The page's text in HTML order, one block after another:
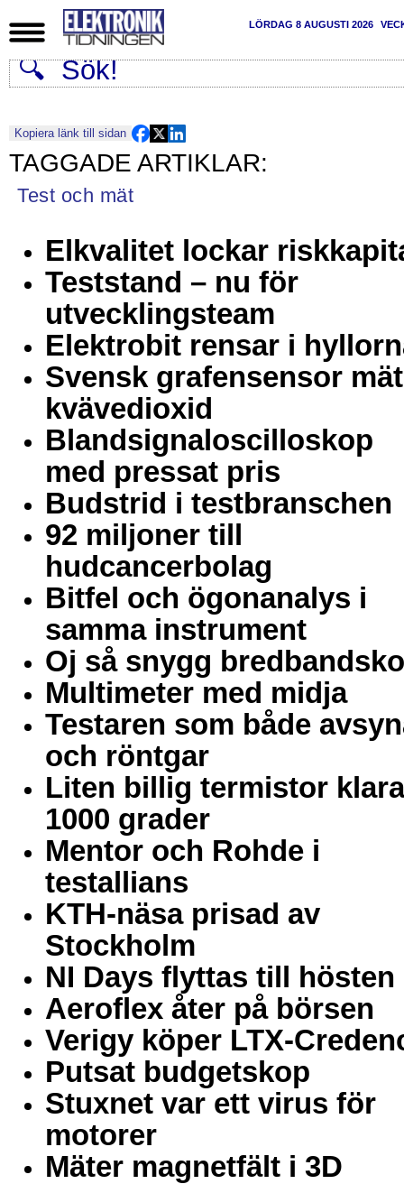
LÖRDAG 8 AUGUSTI 2026
Kopiera länk till sidan
Test och mät
Elkvalitet lockar
Teststand – nu för
utvecklingsteam
Elektrobit rensar i
Svensk grafensensor
kvävedioxid
Blandsignaloscilloskop
med pressat pris
Budstrid i testbranschen
92 miljoner till
hudcancerbolag
Bitfel och ögonanalys i
samma instrument
Oj så snygg
Multimeter med midja
Testaren som både
och röntgar
Liten billig termistor
1000 grader
Mentor och Rohde i
testallians
KTH-näsa prisad av
Stockholm
NI Days flyttas till hösten
Aeroflex åter på börsen
Verigy köper LTX-
Putsat budgetskop
Stuxnet var ett virus för
motorer
Mäter magnetfält i 3D